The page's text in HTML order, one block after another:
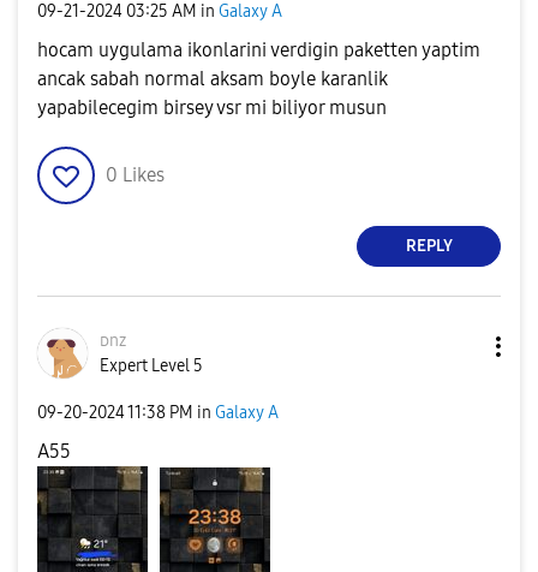
‎09-21-2024 03:25 AM in Galaxy A
hocam uygulama ikonlarini verdigin paketten yaptim
ancak sabah normal aksam boyle karanlik
yapabilecegim birsey vsr mi biliyor musun
0 Likes
REPLY
ᴅnz
Expert Level 5
‎09-20-202411:38 PM in Galaxy A
A55